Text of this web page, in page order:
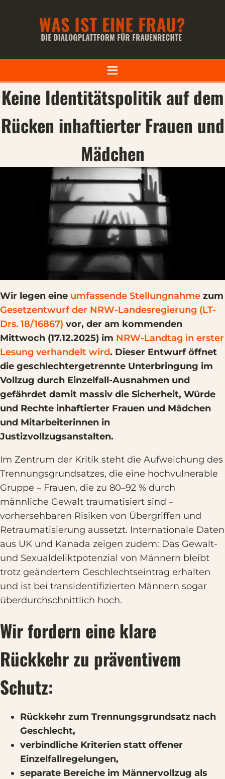
Keine Identitätspolitik auf dem
Rücken inhaftierter Frauen und
Mädchen
Wir legen eine umfassende Stellungnahme zum
Gesetzentwurf der NRW-Landesregierung (LT-
Drs. 18/16867) vor, der am kommenden
Mittwoch (17.12.2025) im NRW-Landtag in erster
Lesung verhandelt wird. Dieser Entwurf öffnet
die geschlechtergetrennte Unterbringung im
Vollzug durch Einzelfall-Ausnahmen und
gefährdet damit massiv die Sicherheit, Würde
und Rechte inhaftierter Frauen und Mädchen
und Mitarbeiterinnen in
Justizvollzugsanstalten.
Im Zentrum der Kritik steht die Aufweichung des
Trennungsgrundsatzes, die eine hochvulnerable
Gruppe – Frauen, die zu 80–92 % durch
männliche Gewalt traumatisiert sind –
vorhersehbaren Risiken von Übergriffen und
Retraumatisierung aussetzt. Internationale Daten
aus UK und Kanada zeigen zudem: Das Gewalt-
und Sexualdeliktpotenzial von Männern bleibt
trotz geändertem Geschlechtseintrag erhalten
und ist bei transidentifizierten Männern sogar
überdurchschnittlich hoch.
Wir fordern eine klare
Rückkehr zu präventivem
Schutz:
Rückkehr zum Trennungsgrundsatz nach
Geschlecht,
verbindliche Kriterien statt offener
Einzelfallregelungen,
separate Bereiche im Männervollzug als